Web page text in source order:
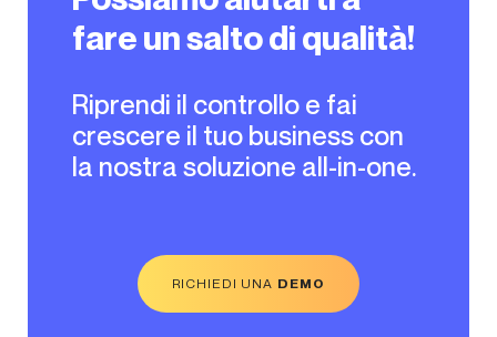
fare un salto di qualità!
Riprendi il controllo e fai
crescere il tuo business con
la nostra soluzione all-in-one.
RICHIEDI UNA DEMO